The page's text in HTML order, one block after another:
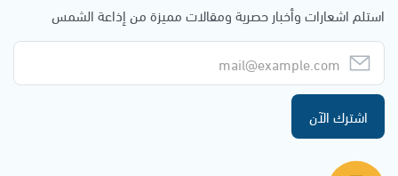
استلم اشعارات وأخبار حصرية ومقالات مميزة من إذاعة الشمس
اشترك الآن